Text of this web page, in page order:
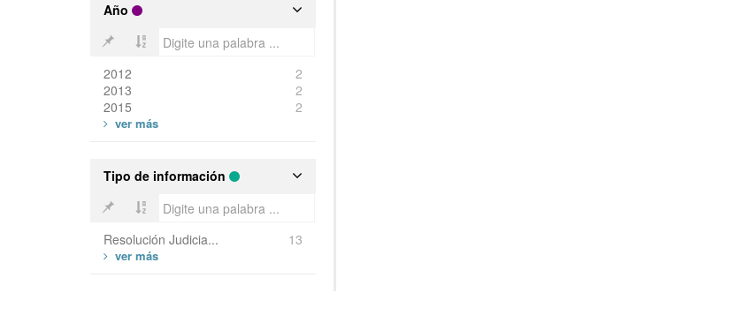
Año
2012
2
2013
2
2015
2
Tipo de información
Resolución Judicia... 13